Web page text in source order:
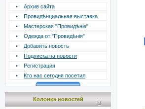
•
Архив сайта
•
Провидѣнциальная выставка
•
Мастерская "Провидѣніе"
•
Одежда от "Провидѣнія"
•
Добавить новость
•
Подписка на новости
•
Регистрация
•
Кто нас сегодня посетил
Колонка новостей